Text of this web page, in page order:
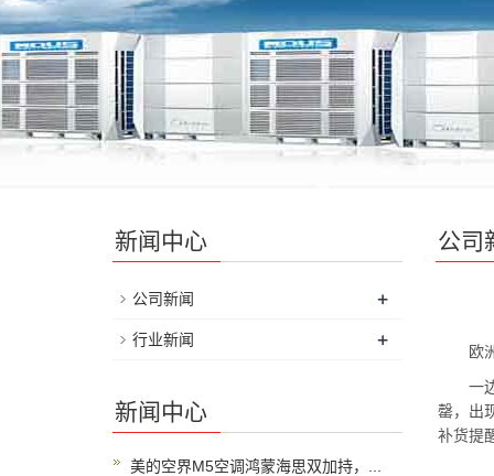
公司
欧洲
一边
罄，出
补货提
新闻中心
公司新闻 +
行业新闻 +
新闻中心
美的空界M5空调鸿蒙海思双加持，...